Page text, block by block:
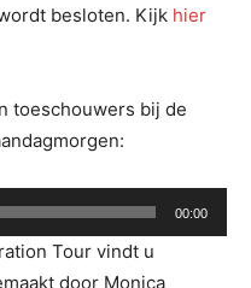
besloten. Kijk hier
toeschouwers bij de
00:00
Tour vindt u
door Monica